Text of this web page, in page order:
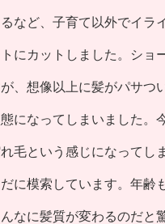
など、子育て以外でイラ
にカットしました。ショ
、想像以上に髪がパサつ
になってしまいました。
毛という感じになってし
に模索しています。年齢
なに髪質が変わるのだと